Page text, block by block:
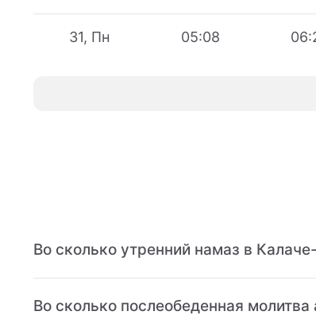
31, Пн 05:08
Во сколько утренний намаз в
Во сколько послеобеденная молитва